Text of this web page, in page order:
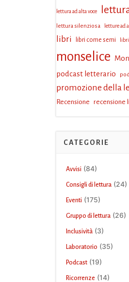
lettura ad alta voce
lettura silenziosa letture ad
libri libri come semi
monselice
podcast letterario
promozione della
Recensione recensione
CATEGORIE
Avvisi (84)
Consigli di lettura(24)
Eventi (175)
Gruppo di lettura(26)
Inclusività(3)
Laboratorio (35)
Podcast(19)
Ricorrenze (14)